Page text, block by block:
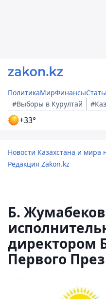
ПолитикаМирФинансы
#Выборы в Курултай
+33°
Новости Казахстана и мира
Редакция Zakon.kz
Б.
директором
Первого